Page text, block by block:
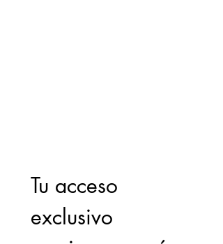
Tu acceso
exclusivo